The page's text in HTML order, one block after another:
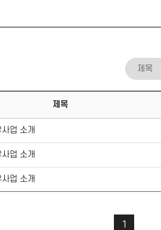
제목
업 소개
업 소개
업 소개
1